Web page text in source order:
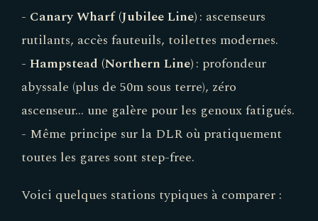
- Canary Wharf (Jubilee Line): ascenseurs
rutilants, accès fauteuils, toilettes modernes.
- Hampstead (Northern Line): profondeur
abyssale (plus de 50m sous terre), zéro
ascenseur… une galère pour les genoux fatigués.
- Même principe sur la DLR où pratiquement
toutes les gares sont step-free.
Voici quelques stations typiques à comparer :